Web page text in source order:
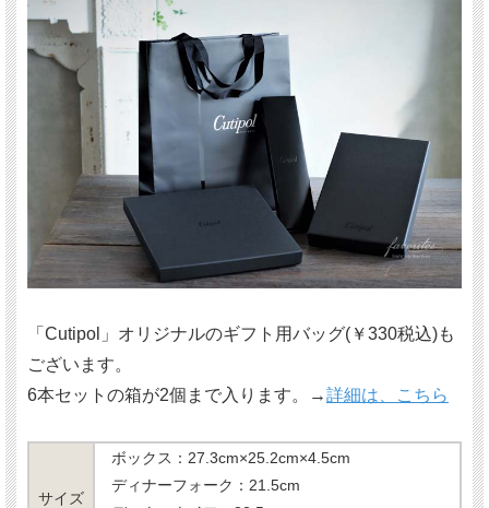
「Cutipol」オリジナルのギフト用バッグ(￥330税込)も
ございます。
6本セットの箱が2個まで入ります。→詳細は、こちら
サイズ
ボックス：27.3cm×25.2cm×4.5cm
ディナーフォーク：21.5cm